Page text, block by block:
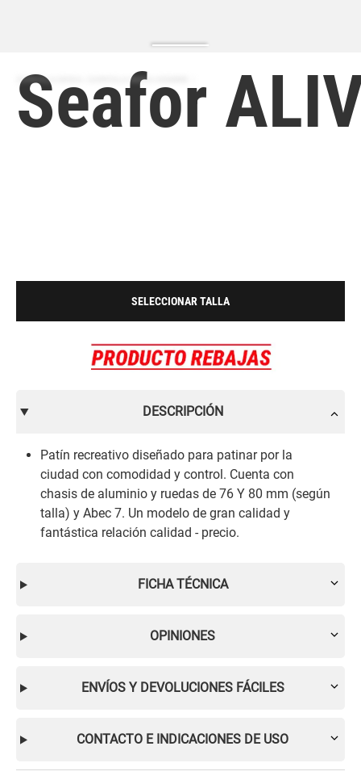
ZAPATILLA MODA | ZAPATILLA MODA HOMBRE
Seafor
SELECCIONAR TALLA
DESCRIPCIÓN
Patín recreativo diseñado para patinar por la
ciudad con comodidad y control. Cuenta con
chasis de aluminio y ruedas de 76 Y 80 mm (según
talla) y Abec 7. Un modelo de gran calidad y
fantástica relación calidad - precio.
FICHA TÉCNICA
OPINIONES
ENVÍOS Y DEVOLUCIONES FÁCILES
CONTACTO E INDICACIONES DE USO